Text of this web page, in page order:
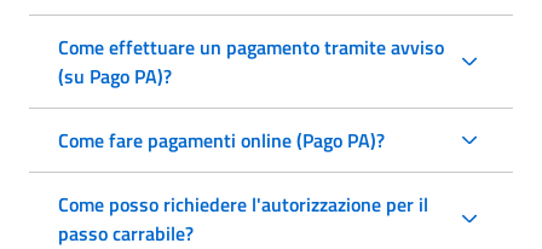
Come effettuare un pagamento tramite avviso
(su Pago PA)?
Come fare pagamenti online (Pago PA)?
Come posso richiedere l'autorizzazione per il
passo carrabile?